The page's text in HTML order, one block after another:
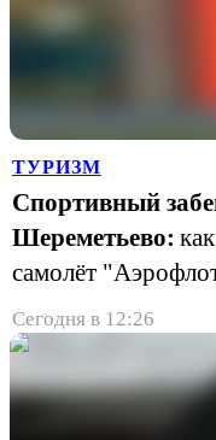
ТУРИЗМ
Спортивный
Шереметьево:
самолёт
Сегодня в 12:26